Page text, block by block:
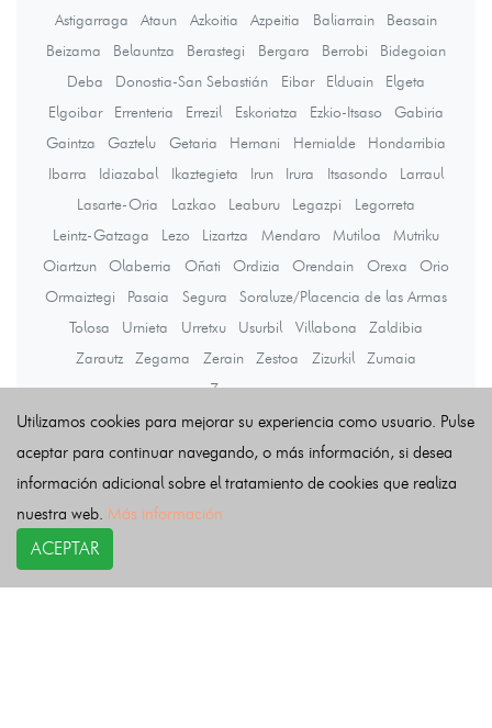
Astigarraga
Ataun Azkoitia Azpeitia Baliarrain
Beasain
Beizama
Belauntza Berastegi Bergara Berrobi
Bidegoian
Deba
Donostia-San Sebastián Eibar Elduain
Elgeta
Elgoibar
Errenteria Errezil Eskoriatza Ezkio-Itsaso
Gabiria
Gaintza
Gaztelu Getaria Hernani Hernialde
Hondarribia
Ibarra
Idiazabal Ikaztegieta Irun Irura Itsasondo
Larraul
Lasarte-Oria
Lazkao Leaburu Legazpi
Legorreta
Leintz-Gatzaga
Lezo Lizartza Mendaro Mutiloa
Mutriku
Oiartzun
Olaberria Oñati Ordizia Orendain Orexa
Orio
Ormaiztegi
Pasaia Segura
Soraluze/Placencia de las Armas
Tolosa
Urnieta Urretxu Usurbil Villabona
Zaldibia
Zarautz
Zegama Zerain Zestoa Zizurkil
Zumaia
Zumarraga
Últimas noticias
Utilizamos cookies para mejorar su experiencia como usuario. Pulse
aceptar para continuar navegando, o más información, si desea
información adicional sobre el tratamiento de cookies que realiza
nuestra web. Más información
ACEPTAR